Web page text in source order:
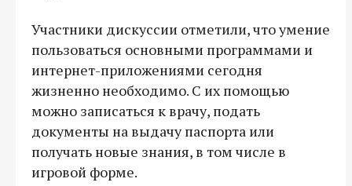
Участники дискуссии отметили, что умение
пользоваться основными программами и
интернет-приложениями сегодня
жизненно необходимо. С их помощью
можно записаться к врачу, подать
документы на выдачу паспорта или
получать новые знания, в том числе в
игровой форме.